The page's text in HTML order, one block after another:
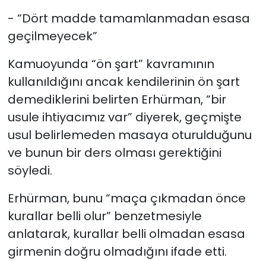
- “Dört madde tamamlanmadan esasa
geçilmeyecek”
Kamuoyunda “ön şart” kavramının
kullanıldığını ancak kendilerinin ön şart
demediklerini belirten Erhürman, “bir
usule ihtiyacımız var” diyerek, geçmişte
usul belirlemeden masaya oturulduğunu
ve bunun bir ders olması gerektiğini
söyledi.
Erhürman, bunu “maça çıkmadan önce
kurallar belli olur” benzetmesiyle
anlatarak, kurallar belli olmadan esasa
girmenin doğru olmadığını ifade etti.